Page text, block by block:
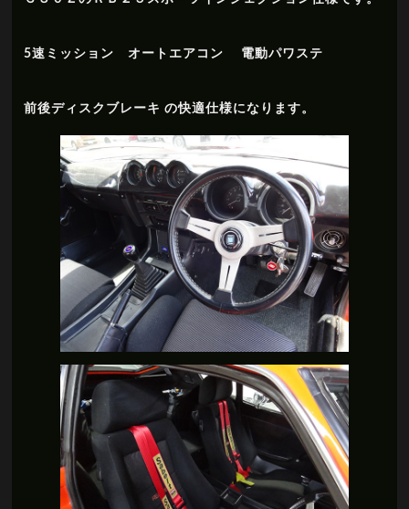
5速ミッション オートエアコン 電動パワステ
前後ディスクブレーキ の快適仕様になります。